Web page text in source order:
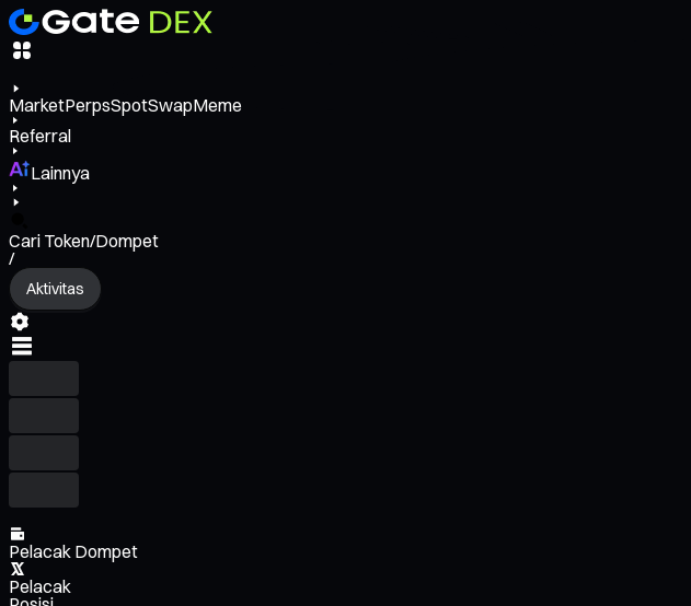
MarketPerpsSpotSwapMeme
Referral
Lainnya
Cari Token/Dompet
/
Aktivitas
Pelacak Dompet
Pelacak